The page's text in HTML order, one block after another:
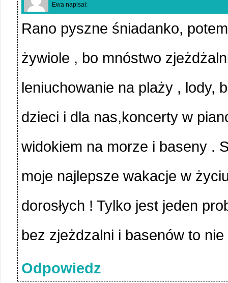
Ewa napisał:
Rano pyszne śniadanko,
żywiole , bo mnóstwo
leniuchowanie na plaży , lody,
dzieci i dla nas,koncerty w
widokiem na morze i baseny .
moje najlepsze wakacje w
dorosłych ! Tylko jest jeden
bez zjeżdzalni i basenów to
Odpowiedz